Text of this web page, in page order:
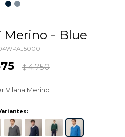
Merino - Blue
$ 4.750
V lana Merino